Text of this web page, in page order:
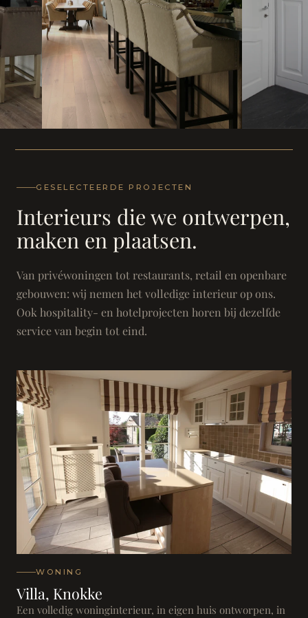
Landhuis - Grimbergen
GESELECTEERDE PROJECTEN
Interieurs die we ontwerpen,
maken en plaatsen.
Van privéwoningen tot restaurants, retail en openbare
gebouwen: wij nemen het volledige interieur op ons.
Ook hospitality- en hotelprojecten horen bij dezelfde
service van begin tot eind.
WONING
Villa, Knokke
Een volledig woninginterieur, in eigen huis ontworpen, in